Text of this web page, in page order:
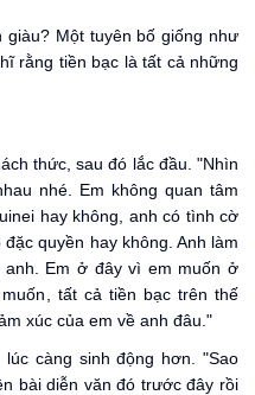
Một tuyên bố giống như
rằng tiền bạc là tất cả những
thức, sau đó lắc đầu. "Nhìn
nhé. Em không quan tâm
hay không, anh có tình cờ
quyền hay không. Anh làm
Em ở đây vì em muốn ở
tất cả tiền bạc trên thế
xúc của em về anh đâu."
càng sinh động hơn. "Sao
bài diễn văn đó trước đây rồi